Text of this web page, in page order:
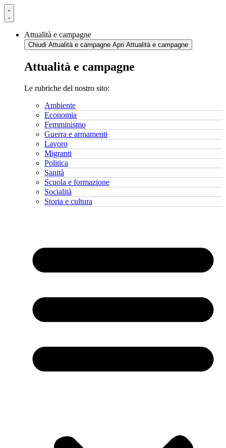
Vai
al
Attualità e campagne
Chiudi Attualità e campagne Apri Attualità e campagne
Attualità e campagne
Le rubriche del nostro sito:
Ambiente
Economia
Femminismo
Guerra e armamenti
Lavoro
Migranti
Politica
Sanità
Scuola e formazione
Socialità
Storia e cultura